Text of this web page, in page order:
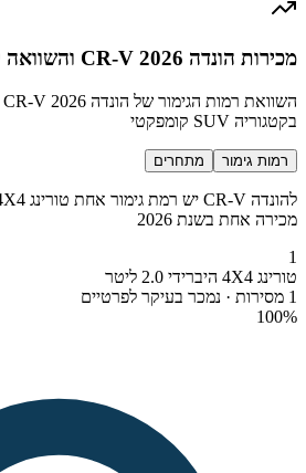
מכירות הונדה CR-V 2026 והשוואה למתחרים
בקטגוריה SUV קומפקטי
רמות גימור מתחרים
מכירה אחת בשנת 2026
1
טורינג 4X4 היברידי 2.0 ליטר
1 מסירות · נמכר בעיקר לפרטיים
100%